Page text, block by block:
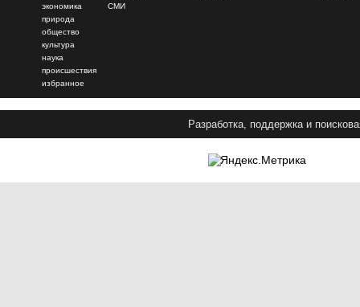
экономика
природа
общество
культура
наука
происшествия
избранное
СМИ
Разработка, поддержка и